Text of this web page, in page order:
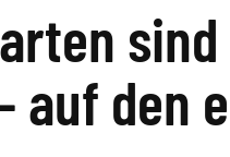
sind
auf den